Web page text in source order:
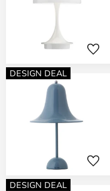
DESIGN DEAL
DESIGN DEAL